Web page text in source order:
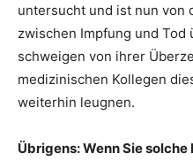
untersucht und ist nun von
zwischen Impfung und Tod
schweigen von ihrer
medizinischen Kollegen
weiterhin leugnen.
Übrigens: Wenn Sie